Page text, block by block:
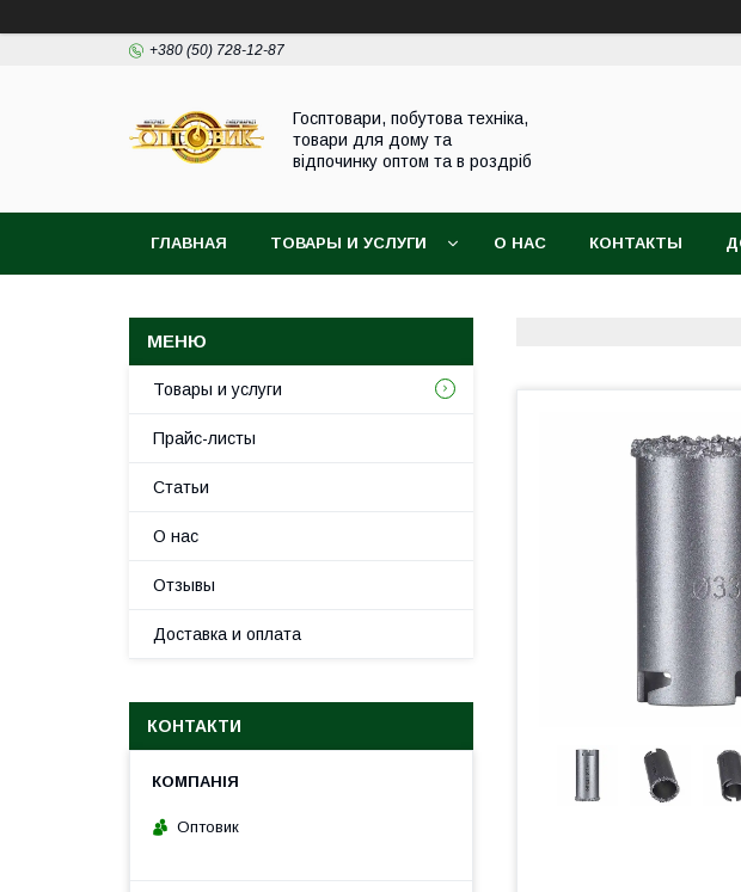
+380 (50) 728-12-87
Госптовари, побутова техніка,
товари для дому та
відпочинку оптом та в роздріб
ГЛАВНАЯ ТОВАРЫ И УСЛУГИ О НАС КОНТАКТЫ
Товары и услуги
Прайс-листы
Статьи
О нас
Отзывы
Доставка и оплата
КОНТАКТИ
Оптовик